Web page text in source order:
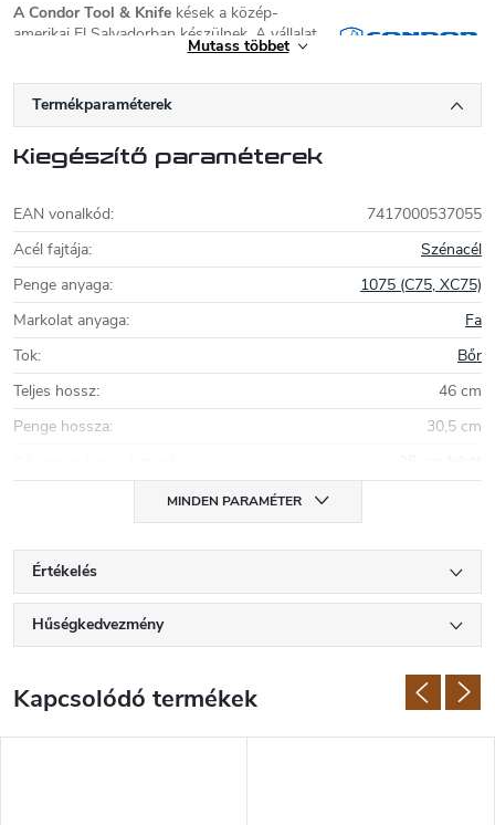
A Condor Tool & Knife kések a közép-
amerikai El Salvadorban készülnek. A vállalat
az Imacasa multinacionális vállalat része, és
Condor Tool & Knife bozótvágó késeket és fejszéket is gyárt.
márka minden termékét a szabadtéri sportok szerelmeseinek
Condor főként természetes anyagokat használ, mint például
széntartalmú 1075
acélból készülnek, amely, mint
minden szénacél, megfelelő ápolást igényel. Ennek ellenére egy
gyönyörű és eredeti késsel jutalmazzák, amely egy életen át tart.
Mutass többet
Termékparaméterek
Kiegészítő paraméterek
EAN vonalkód:
7417000537055
Acél fajtája:
Szénacél
Penge anyaga:
1075 (C75, XC75)
Markolat anyaga:
Fa
Tok:
Bőr
Teljes hossz:
46 cm
Penge hossza:
30,5 cm
MINDEN PARAMÉTER
Értékelés
Hűségkedvezmény
Kapcsolódó termékek